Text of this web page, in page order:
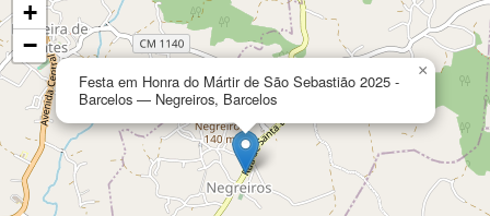
Festa em Honra do Mártir de São Sebastião 2025 -
Barcelos — Negreiros, Barcelos
×
+
−